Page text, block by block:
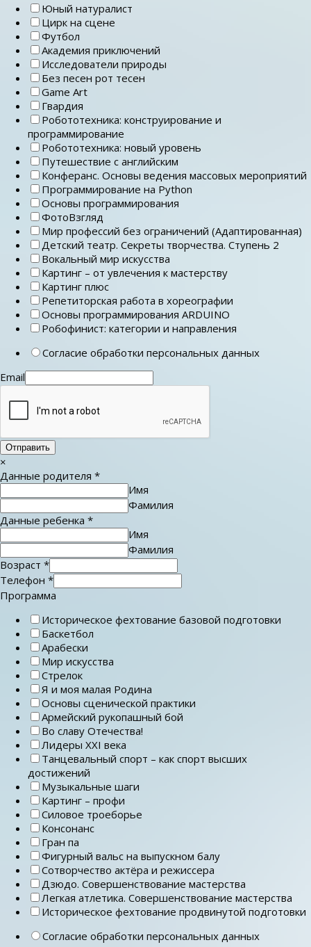
Юный натуралист
Цирк на сцене
Футбол
Академия приключений
Исследователи природы
Без песен рот тесен
Game Art
Гвардия
Робототехника: конструирование и
программирование
Робототехника: новый уровень
Путешествие с английским
Конферанс. Основы ведения массовых мероприятий
Программирование на Python
Основы программирования
ФотоВзгляд
Мир профессий без ограничений (Адаптированная)
Детский театр. Секреты творчества. Ступень 2
Вокальный мир искусства
Картинг – от увлечения к мастерству
Картинг плюс
Репетиторская работа в хореографии
Основы программирования ARDUINO
Робофинист: категории и направления
Согласие обработки персональных данных
Email
Отправить
×
Данные родителя *
Имя
Фамилия
Данные ребенка *
Имя
Фамилия
Возраст *
Телефон *
Программа
Историческое фехтование базовой подготовки
Баскетбол
Арабески
Мир искусства
Стрелок
Я и моя малая Родина
Основы сценической практики
Армейский рукопашный бой
Во славу Отечества!
Лидеры ХХI века
Танцевальный спорт – как спорт высших
достижений
Музыкальные шаги
Картинг – профи
Силовое троеборье
Консонанс
Гран па
Фигурный вальс на выпускном балу
Сотворчество актёра и режиссера
Дзюдо. Совершенствование мастерства
Легкая атлетика. Совершенствование мастерства
Историческое фехтование продвинутой подготовки
Согласие обработки персональных данных